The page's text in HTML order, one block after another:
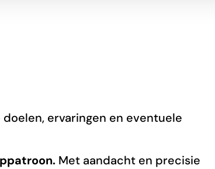
doelen, ervaringen en eventuele
Met aandacht en precisie